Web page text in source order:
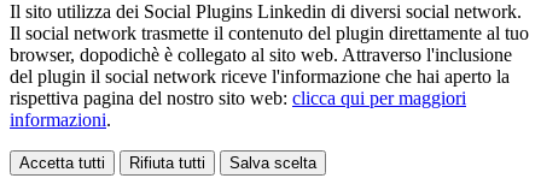
Il sito utilizza dei Social Plugins Linkedin di diversi social network.
Il social network trasmette il contenuto del plugin direttamente al tuo
browser, dopodichè è collegato al sito web. Attraverso l'inclusione
del plugin il social network riceve l'informazione che hai aperto la
rispettiva pagina del nostro sito web: clicca qui per maggiori
informazioni.
Accetta tutti Rifiuta tutti Salva scelta